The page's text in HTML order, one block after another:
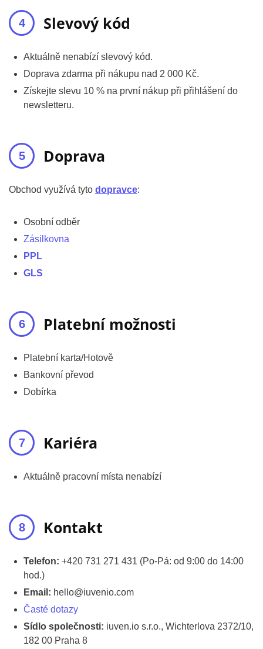
Slevový kód
Aktuálně nenabízí slevový kód.
Doprava zdarma při nákupu nad 2 000 Kč.
Získejte slevu 10 % na první nákup při přihlášení do
newsletteru.
Doprava
Obchod využívá tyto dopravce:
Osobní odběr
Zásilkovna
PPL
GLS
Platební možnosti
Platební karta/Hotově
Bankovní převod
Dobírka
Kariéra
Aktuálně pracovní místa nenabízí
Kontakt
Telefon: +420 731 271 431 (Po-Pá: od 9:00 do 14:00
hod.)
Email: hello@iuvenio.com
Časté dotazy
Sídlo společnosti: iuven.io s.r.o., Wichterlova 2372/10,
182 00 Praha 8